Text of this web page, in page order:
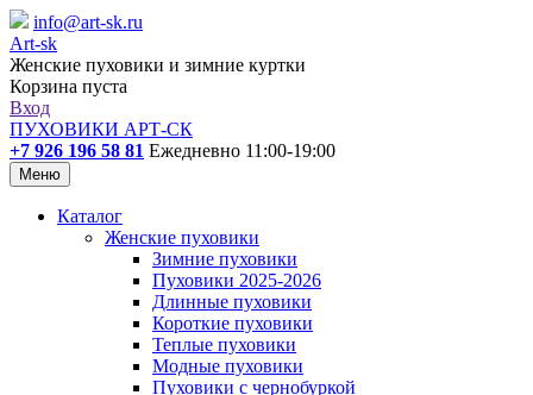
info@art-sk.ru
Art-sk
Женские пуховики и зимние куртки
Корзина пуста
Вход
ПУХОВИКИ АРТ-СК
+7 926 196 58 81 Ежедневно 11:00-19:00
Меню
Каталог
Женские пуховики
Зимние пуховики
Пуховики 2025-2026
Длинные пуховики
Короткие пуховики
Теплые пуховики
Модные пуховики
Пуховики с чернобуркой